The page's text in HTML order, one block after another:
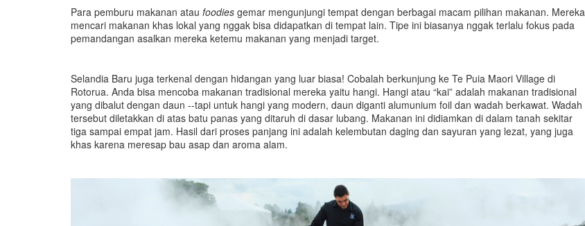
Para pemburu makanan atau foodies gemar mengunjungi tempat dengan berbagai macam pilihan makanan. Mereka
mencari makanan khas lokal yang nggak bisa didapatkan di tempat lain. Tipe ini biasanya nggak terlalu fokus pada
pemandangan asalkan mereka ketemu makanan yang menjadi target.
Selandia Baru juga terkenal dengan hidangan yang luar biasa! Cobalah berkunjung ke Te Puia Maori Village di
Rotorua. Anda bisa mencoba makanan tradisional mereka yaitu hangi. Hangi atau “kai” adalah makanan tradisional
yang dibalut dengan daun --tapi untuk hangi yang modern, daun diganti alumunium foil dan wadah berkawat. Wadah
tersebut diletakkan di atas batu panas yang ditaruh di dasar lubang. Makanan ini didiamkan di dalam tanah sekitar
tiga sampai empat jam. Hasil dari proses panjang ini adalah kelembutan daging dan sayuran yang lezat, yang juga
khas karena meresap bau asap dan aroma alam.